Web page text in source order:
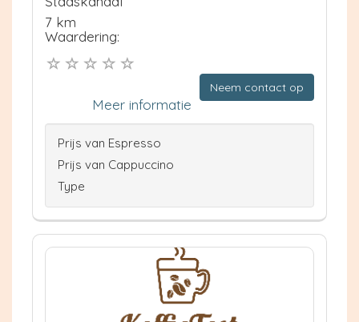
7 km
Waardering:
Neem contact op
Meer informatie
Prijs van Espresso
Prijs van Cappuccino
Type